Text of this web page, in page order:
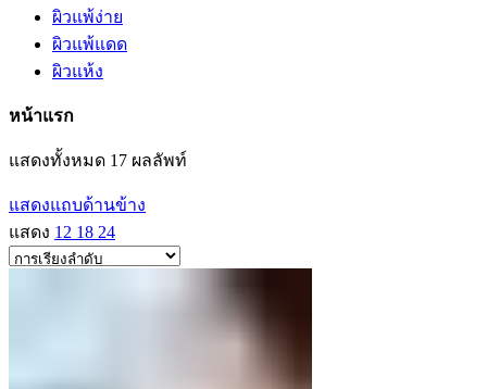
ผิวแพ้ง่าย
ผิวแพ้แดด
ผิวแห้ง
หน้าแรก
แสดงทั้งหมด 17 ผลลัพท์
แสดงแถบด้านข้าง
แสดง 12 18 24